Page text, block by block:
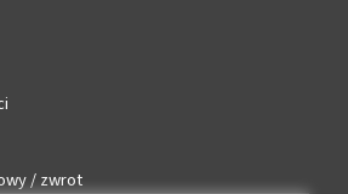
/ zwrot